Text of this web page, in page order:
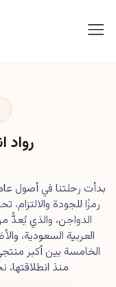
رواد
رمزًا للجودة
الدواجن، والذي يُعدُّ
العربية السعودية،
الخامسة بين أكبر
منذ